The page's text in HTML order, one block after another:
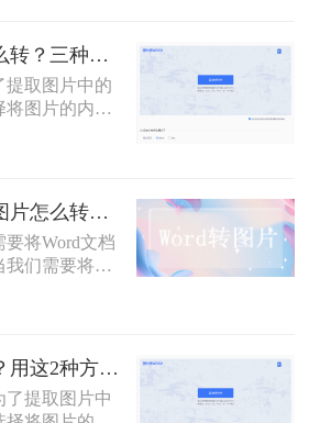
图片转word文档怎么转？三种转换图片的方法！
提取图片中的
将图片的内容
中，费时
。图片转
是有不少快
来教大家三
完成文字提取
每日分享：word转图片怎么转？三个方法快速转换
将Word文档
我们需要将
或印刷品时，
的内容不被修
将Word文档
：
图片转word怎么转？用这2种方法，3秒图片快速转文字
了提取图片中